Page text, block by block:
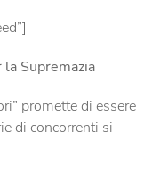
Supremazia
promette di essere
di concorrenti si